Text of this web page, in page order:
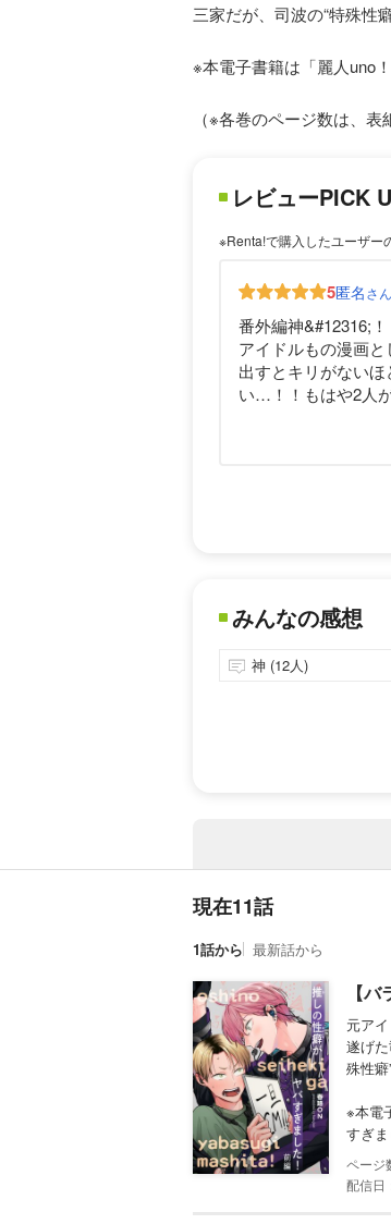
三家だが、司波の“特殊性
※本電子書籍は「麗人uno
（※各巻のページ数は、
レビューPICK
※Renta!で購入したユーザー
5匿名さん
番外編神&#12316;
アイドルもの漫画
出すとキリがない
い…！！もはや2人
みんなの感想
神 (12人)
現在11話
1話から 最新話から
【
元ア
遂げ
殊性
※本電
すぎ
配信日